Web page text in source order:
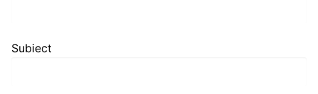
Subiect